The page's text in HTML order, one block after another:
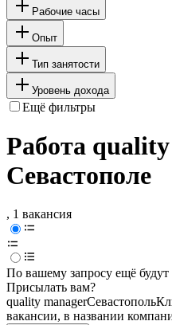
Рабочие часы
Опыт
Тип занятости
Уровень дохода
Ещё фильтры
Работа
Севастополе
, 1 вакансия
По вашему запросу ещё будут
Присылать вам?
quality managerСевастополь
вакансии, в названии